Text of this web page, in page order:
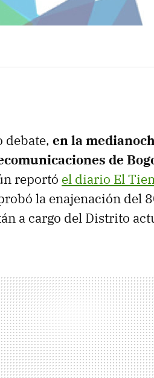
debate, en la
de
reportó el diario El
la enajenación del
a cargo del Distrito